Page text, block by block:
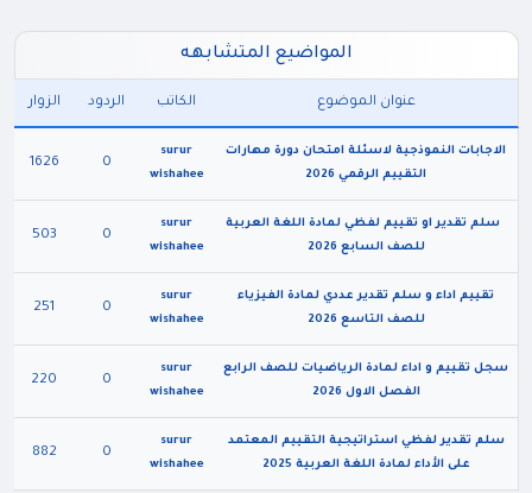
المواضيع المتشابهه
عنوان الموضوع الكاتب الردود الزوار
الاجابات النموذجية لاسئلة امتحان دورة مهارات
التقييم الرقمي 2026
surur
wishahee
0
1626
سلم تقدير او تقييم لفظي لمادة اللغة العربية
للصف السابع 2026
surur
wishahee
0
503
تقييم اداء و سلم تقدير عددي لمادة الفيزياء
للصف التاسع 2026
surur
wishahee
0
251
سجل تقييم و اداء لمادة الرياضيات للصف الرابع
الفصل الاول 2026
surur
wishahee
0
220
سلم تقدير لفظي استراتيجية التقييم المعتمد
على الأداء لمادة اللغة العربية 2025
surur
wishahee
0
882